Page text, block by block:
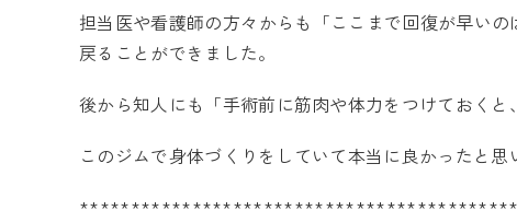
担当医や看護師の方々からも「ここまで回復が早い
戻ることができました。
後から知人にも「手術前に筋肉や体力をつけておく
このジムで身体づくりをしていて本当に良かったと思